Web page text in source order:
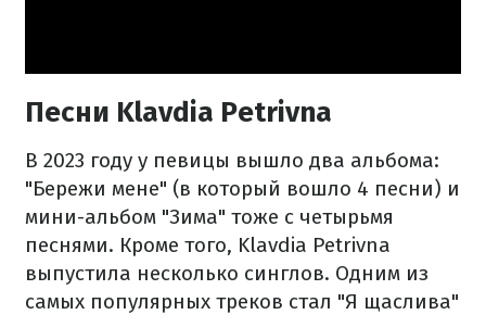
Песни Klavdia Petrivna
В 2023 году у певицы вышло два альбома:
"Бережи мене" (в который вошло 4 песни) и
мини-альбом "Зима" тоже с четырьмя
песнями. Кроме того, Klavdia Petrivna
выпустила несколько синглов. Одним из
самых популярных треков стал "Я щаслива"